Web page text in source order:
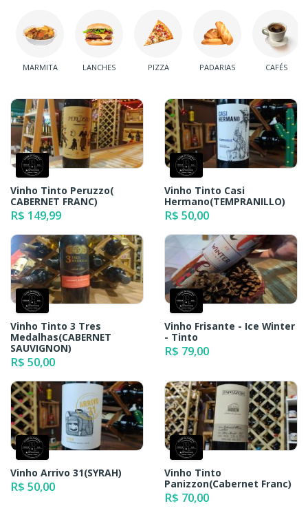
MARMITA LANCHES PIZZA PADARIAS CAFÉS
Vinho Tinto Peruzzo(
CABERNET FRANC)
R$ 149,99
Vinho Tinto Casi
Hermano(TEMPRANILLO)
R$ 50,00
Vinho Tinto 3 Tres
Medalhas(CABERNET
SAUVIGNON)
R$ 50,00
Vinho Frisante - Ice Winter
- Tinto
R$ 79,00
Vinho Arrivo 31(SYRAH)
R$ 50,00
Vinho Tinto
Panizzon(Cabernet Franc)
R$ 70,00